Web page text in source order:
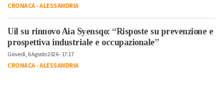
CRONACA-ALESSANDRIA
Uil su rinnovo Aia Syensqo: “Risposte su prevenzione e
prospettiva industriale e occupazionale”
Giovedì, 6 Agosto 2026 - 17:17
CRONACA-ALESSANDRIA